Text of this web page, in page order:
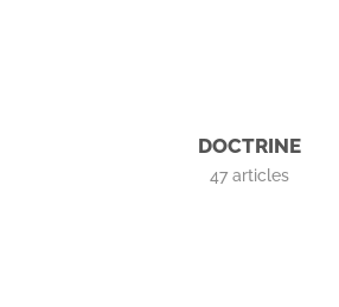
DOCTRINE
47 articles